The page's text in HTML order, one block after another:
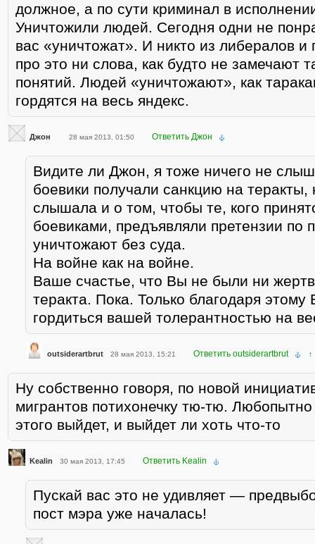
должное, а по сути криминал в
Уничтожили людей. Сегодня одни не
вас «уничтожат». И никто из либералов и
про это ни слова, как будто не замечают
понятий. Людей «уничтожают», как
гордятся на весь яндекс.
Джон 28 мая 2013, 01:50 Ответить Джон
Видите ли Джон, я тоже ничего не
боевики получали санкцию на теракты,
слышала и о том, чтобы те, кого
боевиками, предъявляли претензии по
уничтожают без суда.
На войне как на войне.
Ваше счастье, что Вы не были ни
теракта. Пока. Только благодаря
гордиться вашей толерантностью на
outsiderartbrut 28 мая 2013, 15:21 Ответить outsiderartbrut ↑
Ну собственно говоря, по новой
мигрантов потихонечку тю-тю. Любопытно
этого выйдет, и выйдет ли хоть что-то
Kealin 30 мая 2013, 17:45 Ответить Kealin
Пускай вас это не удивляет —
пост мэра уже началась!